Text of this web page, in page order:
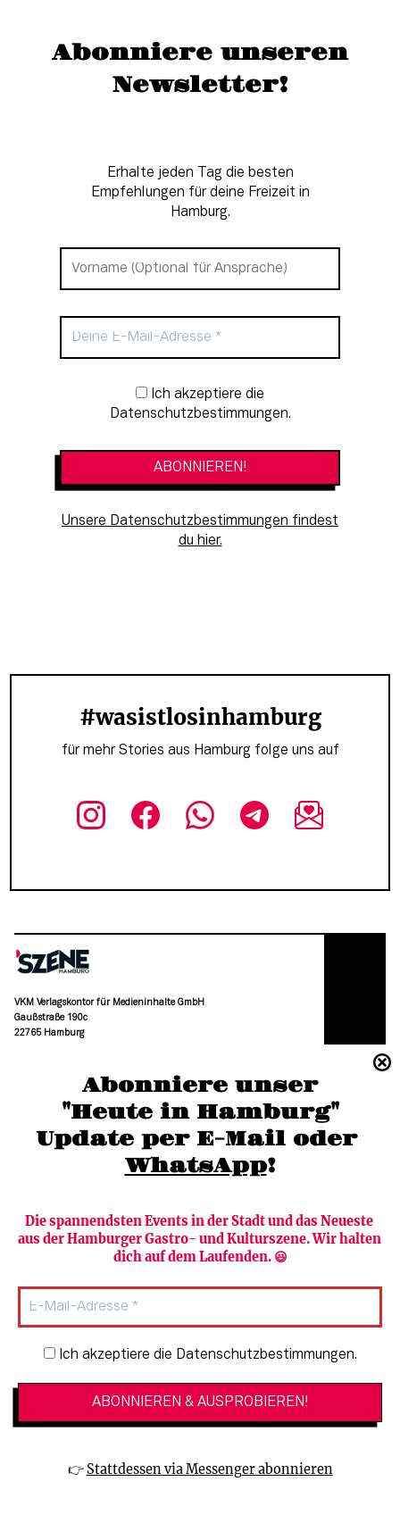
Abonniere unser
"Heute in Hamburg"
Update per E-Mail oder
WhatsApp!
Die spannendsten Events in der Stadt und das Neueste
aus der Hamburger Gastro- und Kulturszene. Wir halten
dich auf dem Laufenden. 😃
Newsletter-Anmeldung
Ich akzeptiere die Datenschutzbestimmungen.
👉 Stattdessen via Messenger abonnieren
Abonniere unseren
Newsletter!
Erhalte jeden Tag die besten
Empfehlungen für deine Freizeit in
Hamburg.
Newsletter-Anmeldung
Datenschutzbestimmungen.
Unsere Datenschutzbestimmungen findest
du hier.
#wasistlosinhamburg
für mehr Stories aus Hamburg folge uns auf
VKM Verlagskontor für Medieninhalte GmbH
Gaußstraße 190c
22765 Hamburg
moc.grubmah-enezs@ofni
Newsletter abonnieren
HAMBURG PUR
🔗 Kinoprogramm
Verlag
Datenschutzbestimmungen